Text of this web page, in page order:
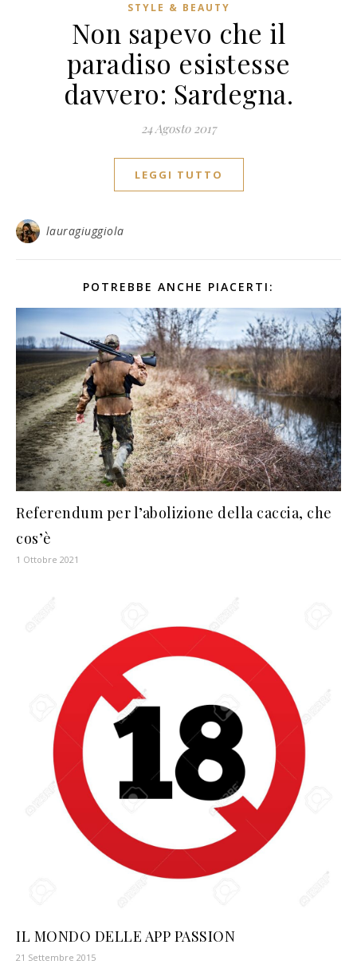
STYLE & BEAUTY
Non sapevo che il
paradiso esistesse
davvero: Sardegna.
24 Agosto 2017
LEGGI TUTTO
lauragiuggiola
POTREBBE ANCHE PIACERTI:
Referendum per l’abolizione della caccia, che
cos’è
1 Ottobre 2021
IL MONDO DELLE APP PASSION
21 Settembre 2015